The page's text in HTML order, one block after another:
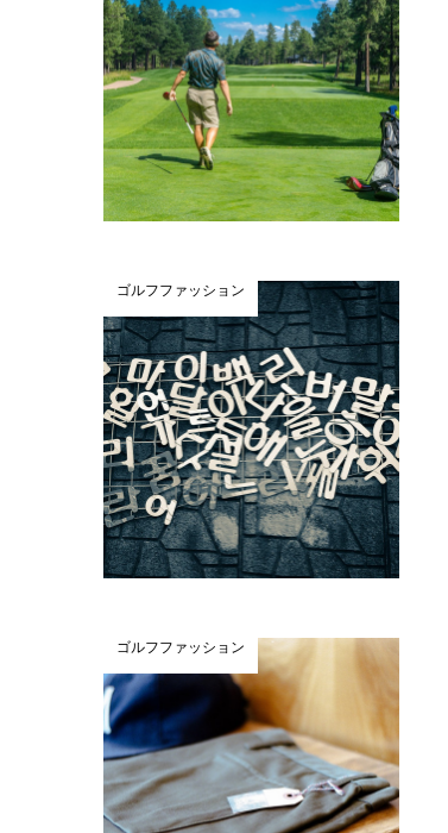
ゴルフファッション
ゴルフファッション